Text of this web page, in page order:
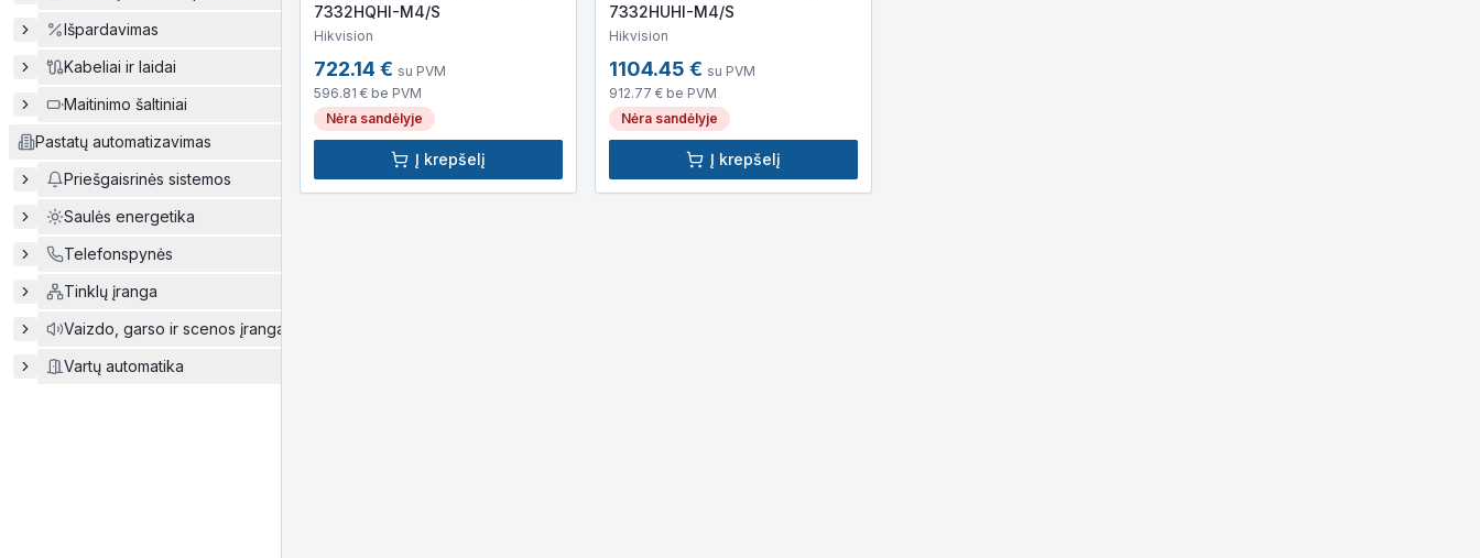
Išpardavimas
Kabeliai ir laidai
Maitinimo šaltiniai
Pastatų automatizavimas
Priešgaisrinės sistemos
Saulės energetika
Telefonspynės
Tinklų įranga
Vaizdo, garso ir scenos įranga
Vartų automatika
7332HQHI-M4/S
Hikvision
722.14 € su PVM
596.81 € be PVM
Nėra sandėlyje
Į krepšelį
7332HUHI-M4/S
Hikvision
1104.45 € su PVM
912.77 € be PVM
Nėra sandėlyje
Į krepšelį